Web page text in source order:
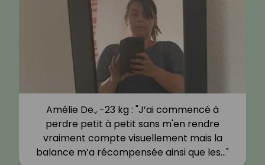
Amélie De., -23 kg : "J’ai commencé à
perdre petit à petit sans m'en rendre
vraiment compte visuellement mais la
balance m’a récompensée ainsi que les…"